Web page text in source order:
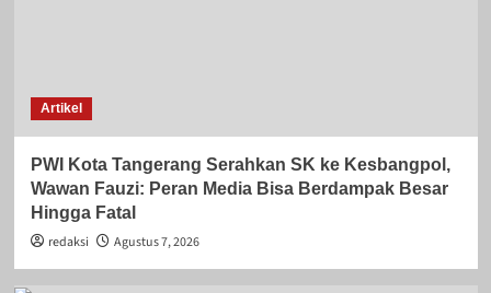
Artikel
PWI Kota Tangerang Serahkan SK ke Kesbangpol,
Wawan Fauzi: Peran Media Bisa Berdampak Besar
Hingga Fatal
redaksi
Agustus 7, 2026